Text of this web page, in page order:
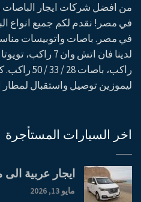
من افضل شركات ايجار الباصات
في مصر! نقدم لكم جميع انواع
في مصر. باصات واتوبيسات
راكب،
ليموزين توصيل واستقبال لمطار
اخر السيارات المستأجرة
ايجار عربية
مايو 13, 2026